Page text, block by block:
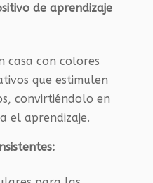
de aprendizaje
casa con colores
que estimulen
convirtiéndolo en
el aprendizaje.